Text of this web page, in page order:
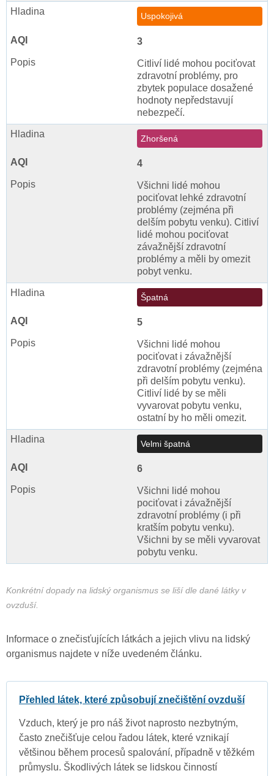
Uspokojivá
3
Citliví lidé mohou pociťovat
zdravotní problémy, pro
zbytek populace dosažené
hodnoty nepředstavují
nebezpečí.
Zhoršená
4
Všichni lidé mohou
pociťovat lehké zdravotní
problémy (zejména při
delším pobytu venku). Citliví
lidé mohou pociťovat
závažnější zdravotní
problémy a měli by omezit
pobyt venku.
Špatná
5
Všichni lidé mohou
pociťovat i závažnější
zdravotní problémy (zejména
při delším pobytu venku).
Citliví lidé by se měli
vyvarovat pobytu venku,
ostatní by ho měli omezit.
Velmi špatná
6
Všichni lidé mohou
pociťovat i závažnější
zdravotní problémy (i při
kratším pobytu venku).
Všichni by se měli vyvarovat
pobytu venku.
Konkrétní dopady na lidský organismus se liší dle dané látky v
ovzduší.
Informace o znečisťujících látkách a jejich vlivu na lidský
organismus najdete v níže uvedeném článku.
Přehled látek, které způsobují znečištění ovzduší
Vzduch, který je pro náš život naprosto nezbytným,
často znečišťuje celou řadou látek, které vznikají
většinou během procesů spalování, případně v těžkém
průmyslu. Škodlivých látek se lidskou činností